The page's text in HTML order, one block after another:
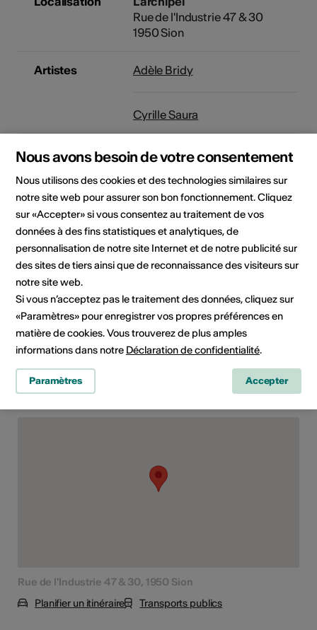
Rue de l'Industrie 47 & 30
1950 Sion
Artistes Adèle Bridy
Cyrille Saura
Organisateur
L'archipel
Rue de l'Industrie 47
1950 Sion
E-Mail
Site Internet
Domaine
Type d'événement
Classe d'âge
Tout public
Lieu de l'événement
Rue de l'Industrie 47 & 30, 1950 Sion
Planifier un itinéraire
Transports publics
Nous avons besoin de votre consentement
Nous utilisons des cookies et des technologies similaires sur
notre site web pour assurer son bon fonctionnement. Cliquez
sur «Accepter» si vous consentez au traitement de vos
données à des fins statistiques et analytiques, de
personnalisation de notre site Internet et de notre publicité sur
des sites de tiers ainsi que de reconnaissance des visiteurs sur
notre site web.
Si vous n’acceptez pas le traitement des données, cliquez sur
«Paramètres» pour enregistrer vos propres préférences en
matière de cookies. Vous trouverez de plus amples
informations dans notre Déclaration de confidentialité.
Paramètres Accepter